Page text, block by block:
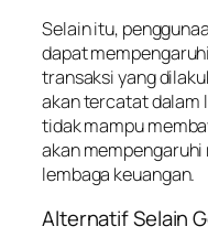
Selain itu,
dapat
transaksi yang
akan tercatat dalam
tidak mampu
akan
lembaga keuangan.
Alternatif Selain